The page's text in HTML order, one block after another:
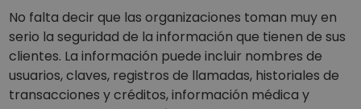
No falta decir que las organizaciones toman muy en
serio la seguridad de la información que tienen de sus
clientes. La información puede incluir nombres de
usuarios, claves, registros de llamadas, historiales de
transacciones y créditos, información médica y